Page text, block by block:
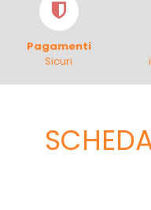
Pagamenti
Sicuri